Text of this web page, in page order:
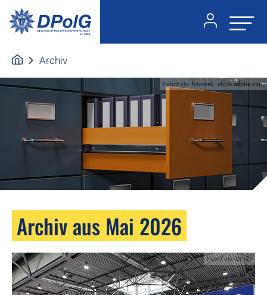
Archiv
Foto:Foto: fotomek - stock.adobe.com
Archiv aus Mai 2026
Foto:Foto: DPolG